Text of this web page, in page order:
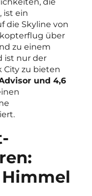
ist ein
die Skyline von
über
zu einem
ist nur der
City zu bieten
und 4,6